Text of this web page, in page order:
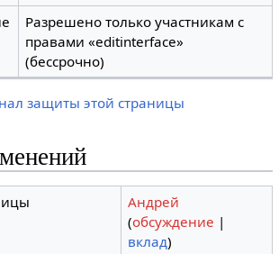
Разрешено только участникам с
правами «editinterface»
(бессрочно)
защиты этой страницы
Андрей
(обсуждение |
вклад)